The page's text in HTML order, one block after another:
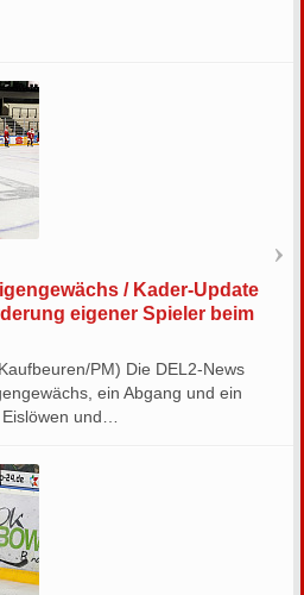
/ Kader-Update
eigener Spieler beim
PM) Die DEL2-News
ein Abgang und ein
und…